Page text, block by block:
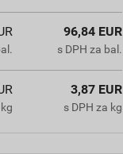
96,84 EUR
s DPH za bal.
3,87 EUR
s DPH za kg